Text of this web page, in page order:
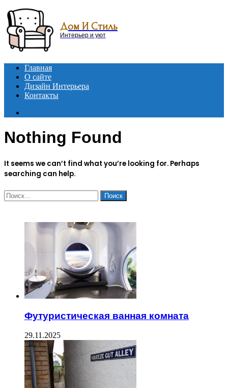
Menu
Дом И Стиль
Интерьер и уют
Главная
О сайте
Дизайн Интерьера
Контакты
Nothing Found
It seems we can’t find what you’re looking for. Perhaps
searching can help.
Найти:
Футуристическая ванная комната
29.11.2025